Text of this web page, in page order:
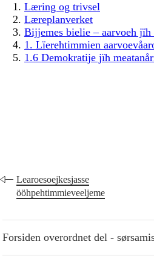
Læring og trivsel
Læreplanverket
Bijjemes bielie – aarvoeh jïh
1. Lïerehtimmien
1.6 Demokratije jïh
Learoesoejkesjasse
ööhpehtimmieveeljeme
Forsiden overordnet del -